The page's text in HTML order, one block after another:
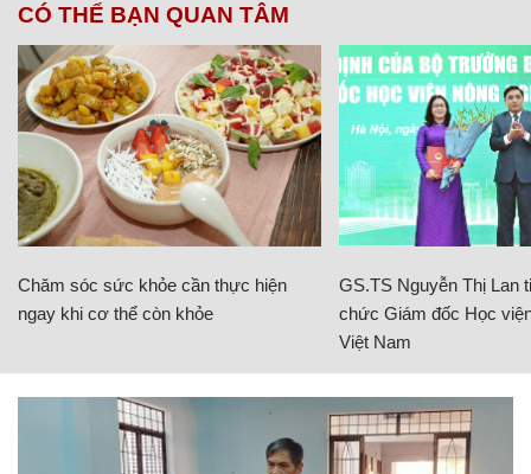
CÓ THỂ BẠN QUAN TÂM
Chăm sóc sức khỏe cần thực hiện
ngay khi cơ thể còn khỏe
GS.TS Nguyễn Thị Lan
chức Giám đốc Học
Việt Nam